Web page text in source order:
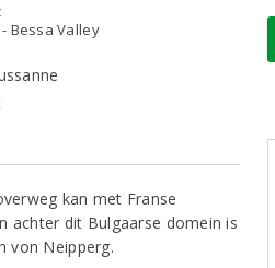
Bessa Valley
kan met Franse
achter dit Bulgaarse domein is
von Neipperg.